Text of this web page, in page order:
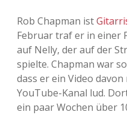
Rob Chapman ist
Februar traf er in einer
auf Nelly, der auf der
spielte. Chapman war
dass er ein Video
YouTube-Kanal lud.
ein paar Wochen über